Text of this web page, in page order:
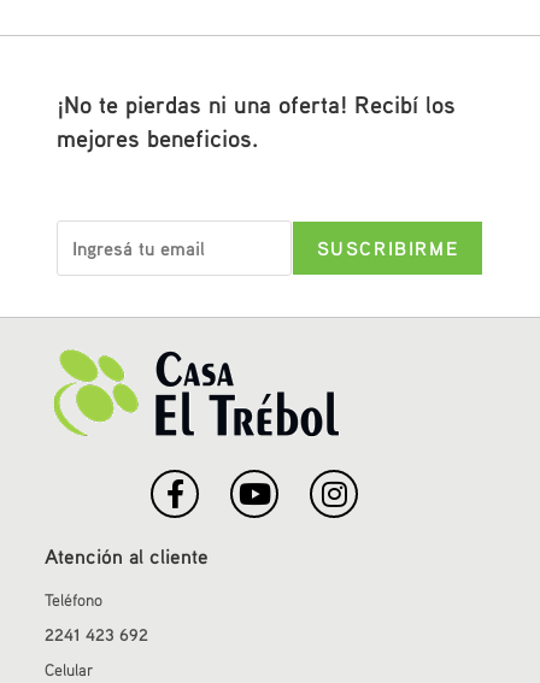
¡No te pierdas ni una oferta! Recibí los
mejores beneficios.
Atención al cliente
Teléfono
2241 423 692
Celular